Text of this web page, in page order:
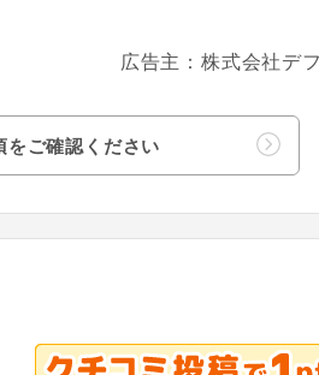
広告主：株式会社デ
をご確認ください